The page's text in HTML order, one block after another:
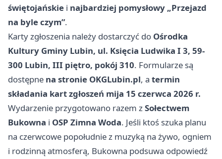
świętojańskie i najbardziej pomysłowy „Przejazd
na byle czym”.
Karty zgłoszenia należy dostarczyć do Ośrodka
Kultury Gminy Lubin, ul. Księcia Ludwika I 3, 59-
300 Lubin, III piętro, pokój 310. Formularze są
dostępne na stronie OKGLubin.pl, a termin
składania kart zgłoszeń mija 15 czerwca 2026 r.
Wydarzenie przygotowano razem zSołectwem
Bukowna i OSP Zimna Woda. Jeśli ktoś szuka planu
na czerwcowe popołudnie z muzyką na żywo, ogniem
i rodzinną atmosferą, Bukowna podsuwa odpowiedź